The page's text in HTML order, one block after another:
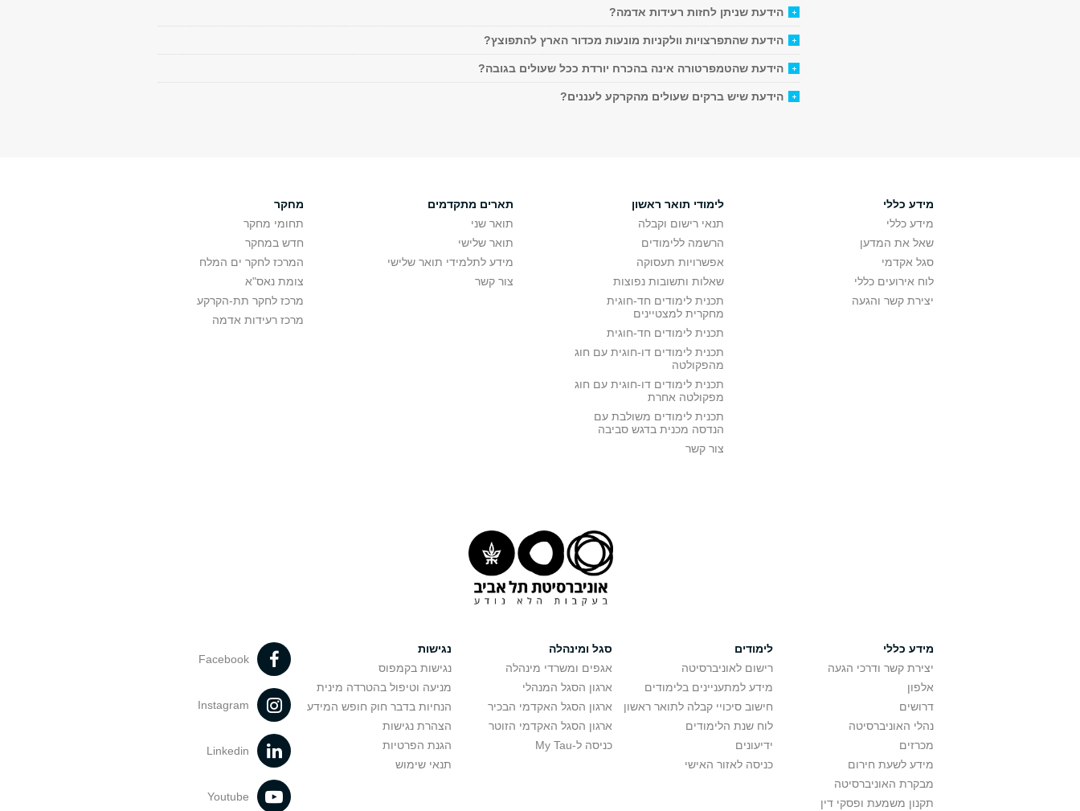
הידעת שניתן לחזות רעידות אדמה?
הידעת שהתפרצויות וולקניות מונעות מכדור הארץ להתפוצץ?
הידעת שהטמפרטורה אינה בהכרח יורדת ככל שעולים בגובה?
הידעת שיש ברקים שעולים מהקרקע לעננים?
מידע כללי
מידע כללי
שאל את המדען
סגל אקדמי
לוח אירועים כללי
יצירת קשר והגעה
לימודי תואר ראשון
תנאי רישום וקבלה
הרשמה ללימודים
אפשרויות תעסוקה
שאלות ותשובות נפוצות
תכנית לימודים חד-חוגית
מחקרית למצטיינים
תכנית לימודים חד-חוגית
תכנית לימודים דו-חוגית עם חוג
מהפקולטה
תכנית לימודים דו-חוגית עם חוג
מפקולטה אחרת
תכנית לימודים משולבת עם
הנדסה מכנית בדגש סביבה
צור קשר
תארים מתקדמים
תואר שני
תואר שלישי
מידע לתלמידי תואר שלישי
צור קשר
מחקר
תחומי מחקר
חדש במחקר
המרכז לחקר ים המלח
צומת נאס"א
מרכז לחקר תת-הקרקע
מרכז רעידות אדמה
מידע כללי
יצירת קשר ודרכי הגעה
אלפון
דרושים
נהלי האוניברסיטה
מכרזים
מידע לשעת חירום
מבקרת האוניברסיטה
תקנון משמעת ופסקי דין
לימודים
רישום לאוניברסיטה
מידע למתעניינים בלימודים
חישוב סיכויי קבלה לתואר ראשון
לוח שנת הלימודים
ידיעונים
כניסה לאזור האישי
סגל ומינהלה
אגפים ומשרדי מינהלה
ארגון הסגל המנהלי
ארגון הסגל האקדמי הבכיר
ארגון הסגל האקדמי הזוטר
כניסה ל-My Tau
נגישות
נגישות בקמפוס
מניעה וטיפול בהטרדה מינית
הנחיות בדבר חוק חופש המידע
הצהרת נגישות
הגנת הפרטיות
תנאי שימוש
Facebook
Instagram
Linkedin
Youtube